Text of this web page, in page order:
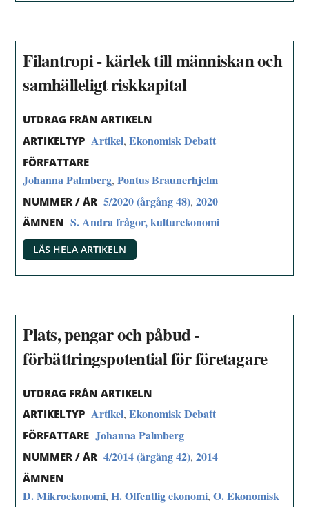
Filantropi - kärlek till människan och
samhälleligt riskkapital
UTDRAG FRÅN ARTIKELN
ARTIKELTYP Artikel,Ekonomisk Debatt
FÖRFATTARE
Johanna Palmberg,Pontus Braunerhjelm
NUMMER / ÅR 5/2020 (årgång 48),2020
ÄMNEN S. Andra frågor, kulturekonomi
LÄS HELA ARTIKELN
Plats, pengar och påbud -
förbättringspotential för företagare
UTDRAG FRÅN ARTIKELN
ARTIKELTYP Artikel,Ekonomisk Debatt
FÖRFATTARE Johanna Palmberg
NUMMER / ÅR 4/2014 (årgång 42),2014
ÄMNEN
D. Mikroekonomi,H. Offentlig ekonomi,O. Ekonomisk